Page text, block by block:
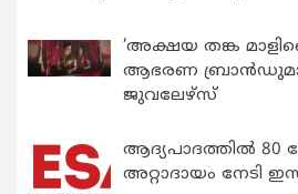
‘അക്ഷയ തങ്ക
ആഭരണ
ജുവലേഴ്‌സ്
ആദ്യപാദത്തിൽ 80
അറ്റാദായം നേടി